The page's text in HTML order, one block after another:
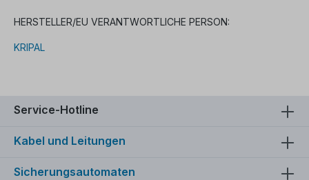
HERSTELLER/EU VERANTWORTLICHE PERSON:
KRIPAL
Service-Hotline
Kabel und Leitungen
Sicherungsautomaten